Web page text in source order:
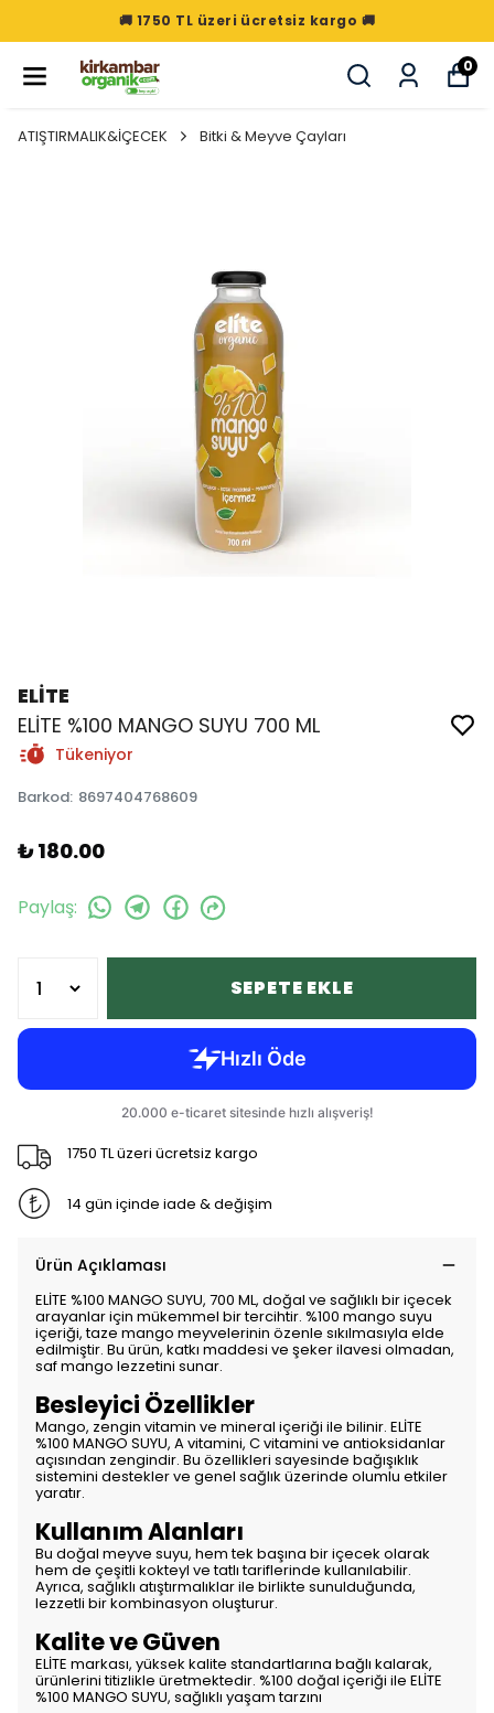
🚚 1750 TL üzeri ücretsiz kargo 🚚
0
ATIŞTIRMALIK&İÇECEK Bitki & Meyve Çayları
ELİTE
ELİTE %100 MANGO SUYU 700 ML
Tükeniyor
Barkod: 8697404768609
₺ 180.00
Paylaş:
SEPETE EKLE
1750 TL üzeri ücretsiz kargo
14 gün içinde iade & değişim
Ürün Açıklaması
ELİTE %100 MANGO SUYU, 700 ML, doğal ve sağlıklı bir içecek
arayanlar için mükemmel bir tercihtir. %100 mango suyu
içeriği, taze mango meyvelerinin özenle sıkılmasıyla elde
edilmiştir. Bu ürün, katkı maddesi ve şeker ilavesi olmadan,
saf mango lezzetini sunar.
Besleyici Özellikler
Mango, zengin vitamin ve mineral içeriği ile bilinir. ELİTE
%100 MANGO SUYU, A vitamini, C vitamini ve antioksidanlar
açısından zengindir. Bu özellikleri sayesinde bağışıklık
sistemini destekler ve genel sağlık üzerinde olumlu etkiler
yaratır.
Kullanım Alanları
Bu doğal meyve suyu, hem tek başına bir içecek olarak
hem de çeşitli kokteyl ve tatlı tariflerinde kullanılabilir.
Ayrıca, sağlıklı atıştırmalıklar ile birlikte sunulduğunda,
lezzetli bir kombinasyon oluşturur.
Kalite ve Güven
ELİTE markası, yüksek kalite standartlarına bağlı kalarak,
ürünlerini titizlikle üretmektedir. %100 doğal içeriği ile ELİTE
%100 MANGO SUYU, sağlıklı yaşam tarzını